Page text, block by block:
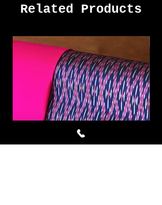
Related Products